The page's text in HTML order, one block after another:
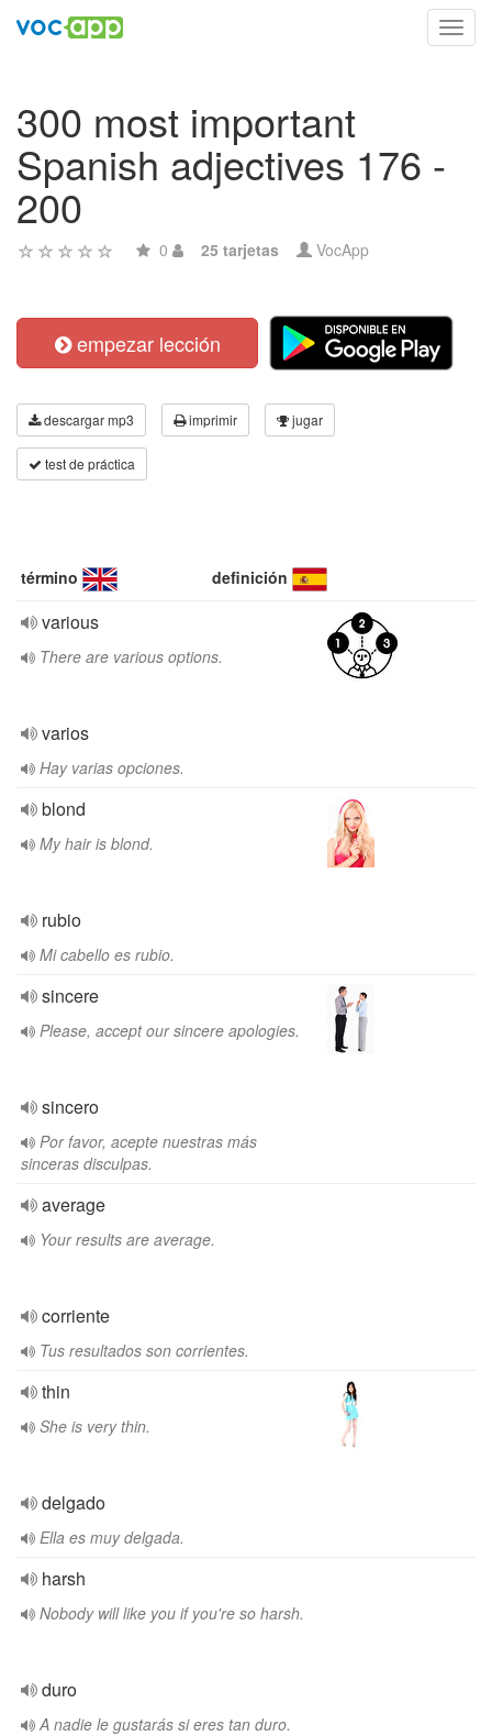
300 most important
Spanish adjectives 176 -
200
0 25 tarjetas VocApp
empezar lección
descargar mp3 imprimir jugar
test de práctica
término definición
various
There are various options.
varios
Hay varias opciones.
blond
My hair is blond.
rubio
Mi cabello es rubio.
sincere
Please, accept our sincere apologies.
sincero
Por favor, acepte nuestras más
sinceras disculpas.
average
Your results are average.
corriente
Tus resultados son corrientes.
thin
She is very thin.
delgado
Ella es muy delgada.
harsh
Nobody will like you if you're so harsh.
duro
A nadie le gustarás si eres tan duro.